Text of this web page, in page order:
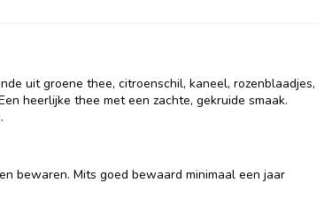
uit groene thee, citroenschil, kaneel, rozenblaadjes,
heerlijke thee met een zachte, gekruide smaak.
bewaren. Mits goed bewaard minimaal een jaar